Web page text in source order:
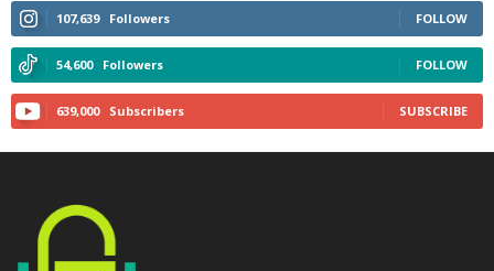
107,639 Followers FOLLOW
54,600 Followers FOLLOW
639,000 Subscribers SUBSCRIBE